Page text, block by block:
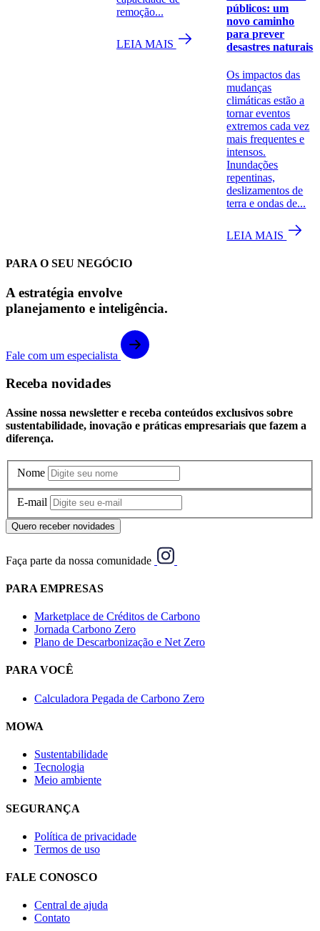
remoção...
LEIA MAIS
públicos: um
novo caminho
para prever
desastres naturais
Os impactos das
mudanças
climáticas estão a
tornar eventos
extremos cada vez
mais frequentes e
intensos.
Inundações
repentinas,
deslizamentos de
terra e ondas de...
LEIA MAIS
PARA O SEU NEGÓCIO
A estratégia envolve
planejamento e inteligência.
Fale com um especialista
Receba novidades
Assine nossa newsletter e receba conteúdos exclusivos sobre
sustentabilidade, inovação e práticas empresariais que fazem a
diferença.
Nome
E-mail
Quero receber novidades
Faça parte da nossa comunidade
PARA EMPRESAS
Marketplace de Créditos de Carbono
Jornada Carbono Zero
Plano de Descarbonização e Net Zero
PARA VOCÊ
Calculadora Pegada de Carbono Zero
MOWA
Sustentabilidade
Tecnologia
Meio ambiente
SEGURANÇA
Política de privacidade
Termos de uso
FALE CONOSCO
Central de ajuda
Contato